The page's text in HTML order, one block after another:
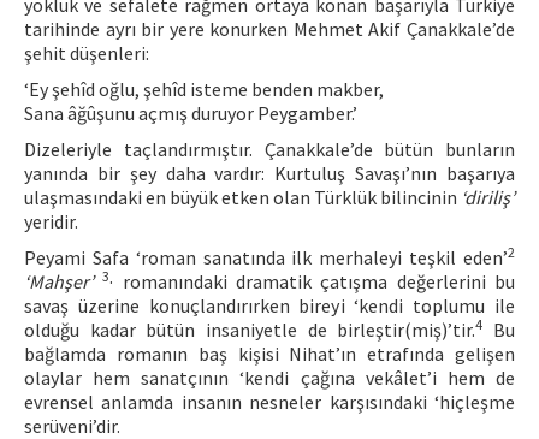
yokluk ve sefalete rağmen ortaya konan başarıyla Türkiye
tarihinde ayrı bir yere konurken Mehmet Akif Çanakkale’de
şehit düşenleri:
‘Ey şehîd oğlu, şehîd isteme benden makber,
Sana âğûşunu açmış duruyor Peygamber.’
Dizeleriyle taçlandırmıştır. Çanakkale’de bütün bunların
yanında bir şey daha vardır: Kurtuluş Savaşı’nın başarıya
ulaşmasındaki en büyük etken olan Türklük bilincinin ‘diriliş’
yeridir.
Peyami Safa ‘roman sanatında ilk merhaleyi teşkil eden’2
‘Mahşer’ 3· romanındaki dramatik çatışma değerlerini bu
savaş üzerine konuçlandırırken bireyi ‘kendi toplumu ile
olduğu kadar bütün insaniyetle de birleştir(miş)’tir.4
Bu
bağlamda romanın baş kişisi Nihat’ın etrafında gelişen
olaylar hem sanatçının ‘kendi çağına vekâlet’i hem de
evrensel anlamda insanın nesneler karşısındaki ‘hiçleşme
serüveni’dir.